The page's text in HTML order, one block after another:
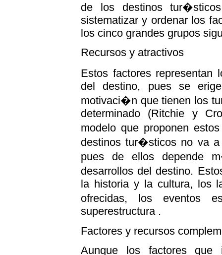
de los destinos
sistematizar y ordenar los
los cinco grandes grupos
Recursos y atractivos
Estos factores
del destino, pues se
motivaci�n que tienen los
determinado (Ritchie y
modelo que proponen
destinos tur�sticos no va
pues de ellos depende
desarrollos del destino.
la historia y la cultura, los
ofrecidas, los eventos
superestructura .
Factores y recursos
Aunque los factores